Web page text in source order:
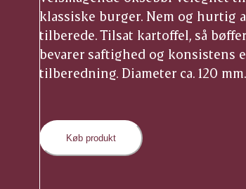
klassiske burger. Nem og hurtig
tilberede. Tilsat kartoffel, så
bevarer saftighed og konsistens
tilberedning. Diameter ca. 120 mm.
Køb produkt